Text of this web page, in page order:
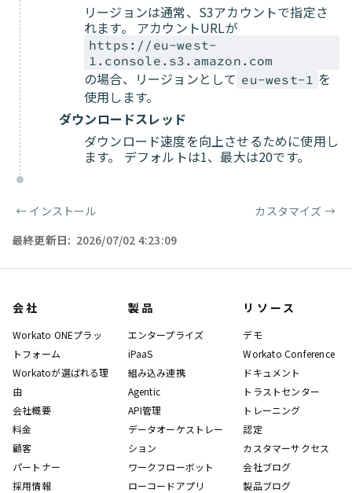
リージョンは通常、S3アカウントで指定さ
れます。 アカウントURLが
https://eu-west-
1.console.s3.amazon.com
の場合、リージョンとして eu-west-1 を
使用します。
ダウンロードスレッド
ダウンロード速度を向上させるために使用し
ます。 デフォルトは1、最大は20です。
ページャー
← インストール カスタマイズ →
最終更新日: 2026/07/02 4:23:09
会社
Workato ONEプラッ
トフォーム
Workatoが選ばれる理
由
会社概要
料金
顧客
パートナー
採用情報
製品
エンタープライズ
iPaaS
組み込み連携
Agentic
API管理
データオーケストレー
ション
ワークフローボット
ローコードアプリ
リソース
デモ
Workato Conference
ドキュメント
トラストセンター
トレーニング
認定
カスタマーサクセス
会社ブログ
製品ブログ